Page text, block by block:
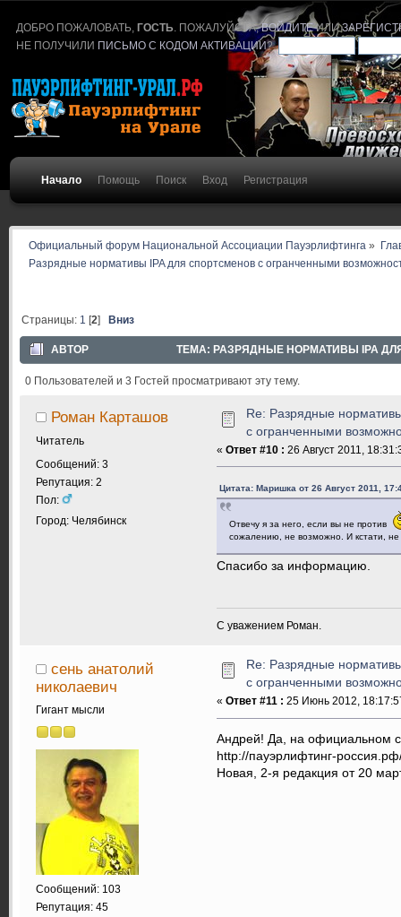
ДОБРО ПОЖАЛОВАТЬ,ГОСТЬ . ПОЖАЛУЙСТА,ВОЙДИТЕИЛИ
НЕ ПОЛУЧИЛИ ПИСЬМО С КОДОМ АКТИВАЦИИ?
Начало Помощь Поиск Вход Регистрация
Официальный форум Национальной Ассоциации Пауэрлифтинга »
Разрядные нормативы IPA для спортсменов с огранченными
Страницы: 1 [2]Вниз
АВТОР ТЕМА: РАЗРЯДНЫЕ НОРМАТИВЫ IPA
0 Пользователей и 3 Гостей просматривают эту тему.
Роман Карташов
Читатель
Сообщений: 3
Репутация: 2
Пол:
Город: Челябинск
Re: Разрядные
с огранченными
« Ответ #10 : 26 Август 2011,
Цитата: Маришка от 26 Август 2011,
Отвечу я за него, если вы не против
сожалению, не возможно. И кстати, не
Спасибо за информацию.
С уважением Роман.
сень анатолий
николаевич
Гигант мысли
Сообщений: 103
Репутация: 45
Re: Разрядные
с огранченными
« Ответ #11 : 25 Июнь 2012,
Андрей! Да, на официальном
http://пауэрлифтинг-
Новая, 2-я редакция от 20